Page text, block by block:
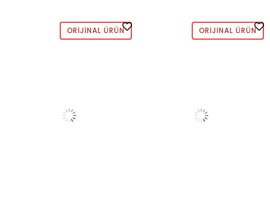
ORIJINAL ÜRÜN ORIJINAL ÜRÜN